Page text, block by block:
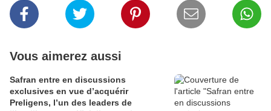
Vous aimerez aussi
Safran entre en discussions
exclusives en vue d’acquérir
Preligens, l’un des leaders de